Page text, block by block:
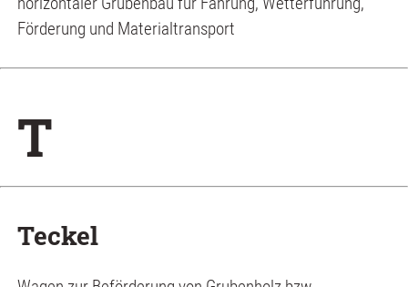
Förderung und Materialtransport
T
Teckel